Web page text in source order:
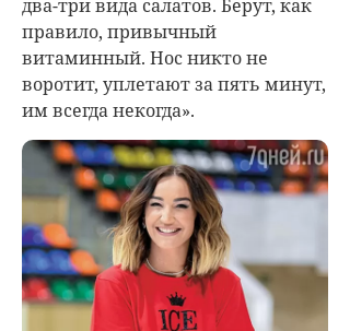
два-три вида салатов. Берут, как
правило, привычный
витаминный. Нос никто не
воротит, уплетают за пять минут,
им всегда некогда».